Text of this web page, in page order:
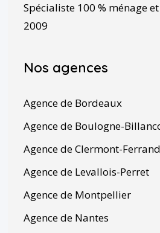
Spécialiste 100 % ménage
2009
Nos agences
Agence de Bordeaux
Agence de Boulogne-
Agence de Clermont-Ferrand
Agence de Levallois-Perret
Agence de Montpellier
Agence de Nantes